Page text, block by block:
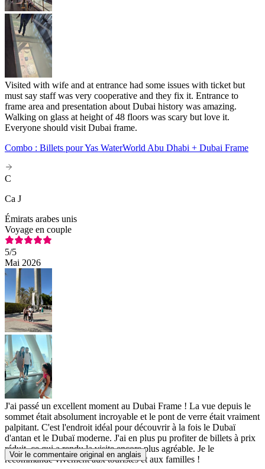
Visited with wife and at entrance had some issues with ticket but
must say staff was very cooperative and they fix it. Entrance to
frame area and presentation about Dubai history was amazing.
Walking on glass at height of 48 floors was scary but love it.
Everyone should visit Dubai frame.
Combo : Billets pour Yas WaterWorld Abu Dhabi + Dubai Frame
C
Ca J
Émirats arabes unis
Voyage en couple
5/5
Mai 2026
J'ai passé un excellent moment au Dubai Frame ! La vue depuis le
sommet était absolument incroyable et le pont de verre était vraiment
palpitant. C'est l'endroit idéal pour découvrir à la fois le Dubaï
d'antan et le Dubaï moderne. J'ai en plus pu profiter de billets à prix
réduit, ce qui a rendu la visite encore plus agréable. Je le
recommande vivement aux touristes et aux familles !
Voir le commentaire original en anglais